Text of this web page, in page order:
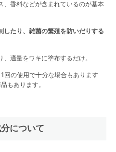
、香料などが含まれているのが基本
したり、雑菌の繁殖を防いだりする
適量をワキに塗布するだけ。
回の使用で十分な場合もあります
もあります。
について